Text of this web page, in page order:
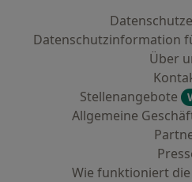
Datenschutzinformation
Über
Stellenangebote
Allgemeine
Wie funktioniert die